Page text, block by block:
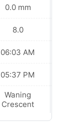
0.0 mm
8.0
06:03 AM
05:37 PM
Waning
Crescent